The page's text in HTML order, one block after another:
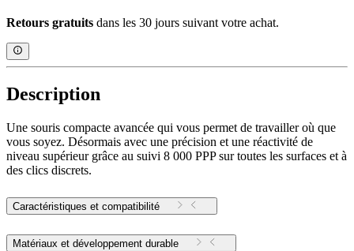
Retours gratuits dans les 30 jours suivant votre achat.
Description
Une souris compacte avancée qui vous permet de travailler où que
vous soyez. Désormais avec une précision et une réactivité de
niveau supérieur grâce au suivi 8 000 PPP sur toutes les surfaces et à
des clics discrets.
Caractéristiques et compatibilité
Matériaux et développement durable